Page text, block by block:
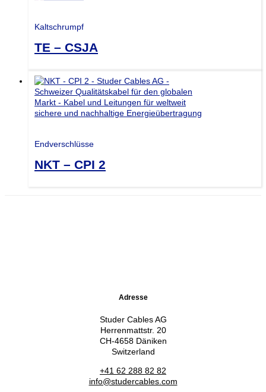
Kaltschrumpf
TE – CSJA
Endverschlüsse
NKT – CPI 2
Adresse
Studer Cables AG
Herrenmattstr. 20
CH-4658 Däniken
Switzerland
+41 62 288 82 82
info@studercables.com